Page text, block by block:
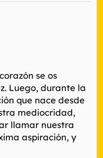
se os
Luego, durante la
que nace desde
mediocridad,
llamar nuestra
aspiración, y